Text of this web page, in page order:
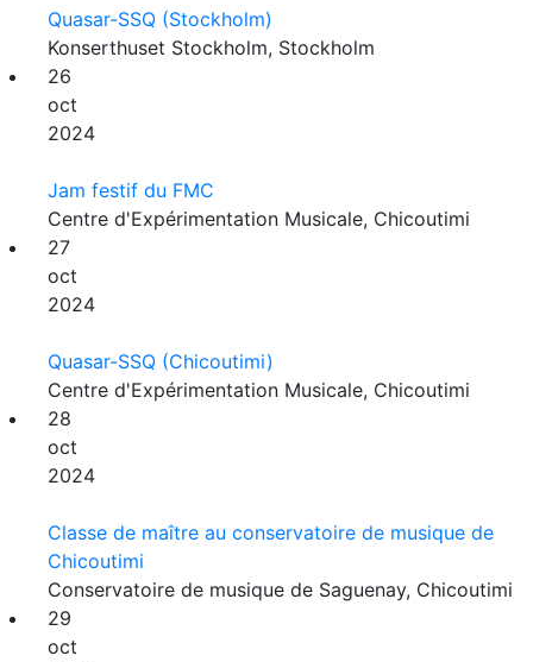
Quasar-SSQ (Stockholm)
Konserthuset Stockholm, Stockholm
26
oct
2024
Jam festif du FMC
Centre d'Expérimentation Musicale, Chicoutimi
27
oct
2024
Quasar-SSQ (Chicoutimi)
Centre d'Expérimentation Musicale, Chicoutimi
28
oct
2024
Classe de maître au conservatoire de musique de
Chicoutimi
Conservatoire de musique de Saguenay, Chicoutimi
29
oct